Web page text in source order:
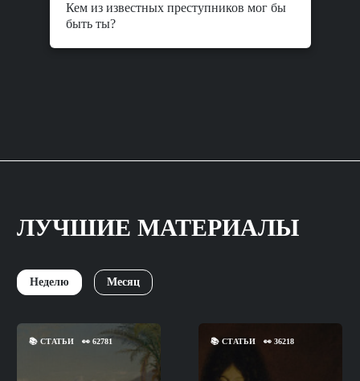
Кем из известных преступников мог бы
быть ты?
ЛУЧШИЕ МАТЕРИАЛЫ
Неделю Месяц
📚 СТАТЬИ 👀 62781 📚СТАТЬИ 👀36218